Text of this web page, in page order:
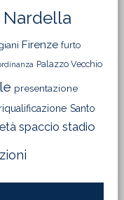
Nardella
Firenze furto
Palazzo Vecchio
presentazione
riqualificazione Santo
spaccio stadio